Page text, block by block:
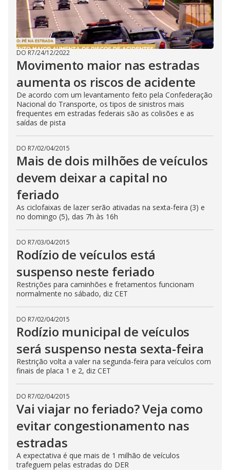
DO R7/24/12/2022
Movimento maior nas estradas
aumenta os riscos de acidente
De acordo com um levantamento feito pela Confederação
Nacional do Transporte, os tipos de sinistros mais
frequentes em estradas federais são as colisões e as
saídas de pista
DO R7/02/04/2015
Mais de dois milhões de veículos
devem deixar a capital no
feriado
As ciclofaixas de lazer serão ativadas na sexta-feira (3) e
no domingo (5), das 7h às 16h
DO R7/03/04/2015
Rodízio de veículos está
suspenso neste feriado
Restrições para caminhões e fretamentos funcionam
normalmente no sábado, diz CET
DO R7/02/04/2015
Rodízio municipal de veículos
será suspenso nesta sexta-feira
Restrição volta a valer na segunda-feira para veículos com
finais de placa 1 e 2, diz CET
DO R7/02/04/2015
Vai viajar no feriado? Veja como
evitar congestionamento nas
estradas
A expectativa é que mais de 1 milhão de veículos
trafeguem pelas estradas do DER